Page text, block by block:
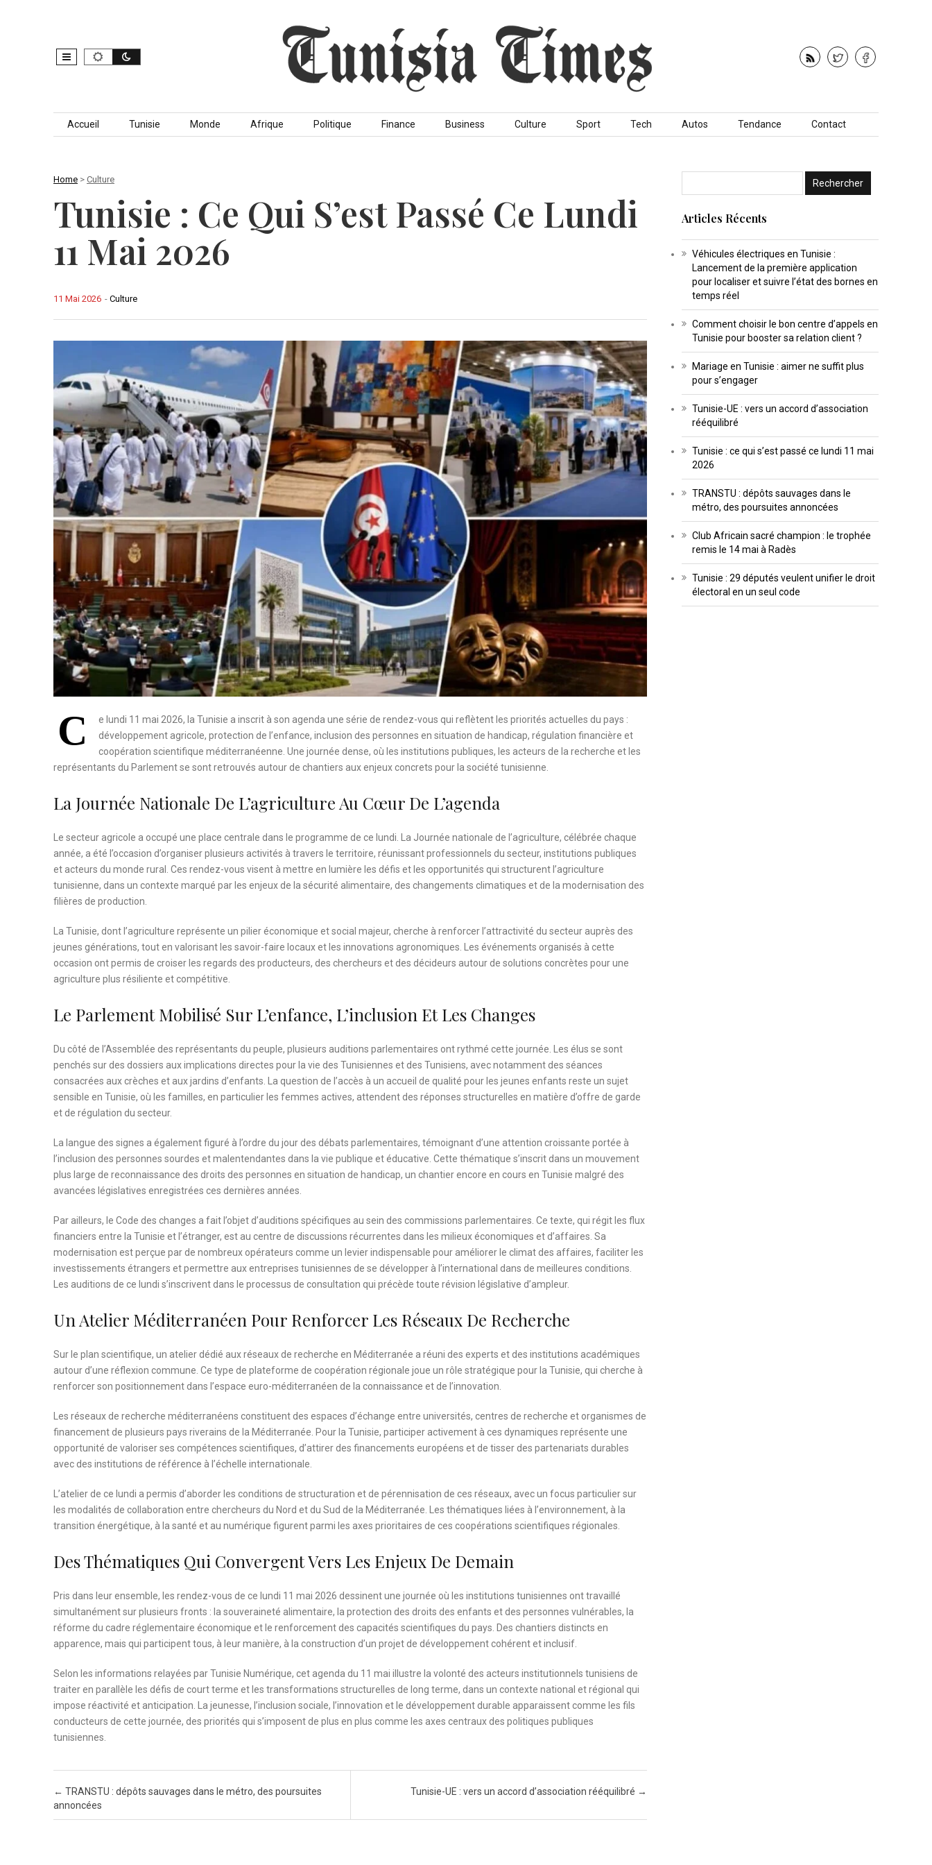
Skip to content
Accueil Tunisie Monde Afrique Politique Finance Business Culture Sport Tech Autos Tendance Contact
Home > Culture
Tunisie : Ce Qui S’est Passé Ce Lundi
11 Mai 2026
- Culture
11 Mai 2026
C
e lundi 11 mai 2026, la Tunisie a inscrit à son agenda une série de rendez-vous qui reflètent les priorités actuelles du pays :
développement agricole, protection de l’enfance, inclusion des personnes en situation de handicap, régulation financière et
coopération scientifique méditerranéenne. Une journée dense, où les institutions publiques, les acteurs de la recherche et les
représentants du Parlement se sont retrouvés autour de chantiers aux enjeux concrets pour la société tunisienne.
La Journée Nationale De L’agriculture Au Cœur De L’agenda
Le secteur agricole a occupé une place centrale dans le programme de ce lundi. La Journée nationale de l’agriculture, célébrée chaque
année, a été l’occasion d’organiser plusieurs activités à travers le territoire, réunissant professionnels du secteur, institutions publiques
et acteurs du monde rural. Ces rendez-vous visent à mettre en lumière les défis et les opportunités qui structurent l’agriculture
tunisienne, dans un contexte marqué par les enjeux de la sécurité alimentaire, des changements climatiques et de la modernisation des
filières de production.
La Tunisie, dont l’agriculture représente un pilier économique et social majeur, cherche à renforcer l’attractivité du secteur auprès des
jeunes générations, tout en valorisant les savoir-faire locaux et les innovations agronomiques. Les événements organisés à cette
occasion ont permis de croiser les regards des producteurs, des chercheurs et des décideurs autour de solutions concrètes pour une
agriculture plus résiliente et compétitive.
Le Parlement Mobilisé Sur L’enfance, L’inclusion Et Les Changes
Du côté de l’Assemblée des représentants du peuple, plusieurs auditions parlementaires ont rythmé cette journée. Les élus se sont
penchés sur des dossiers aux implications directes pour la vie des Tunisiennes et des Tunisiens, avec notamment des séances
consacrées aux crèches et aux jardins d’enfants. La question de l’accès à un accueil de qualité pour les jeunes enfants reste un sujet
sensible en Tunisie, où les familles, en particulier les femmes actives, attendent des réponses structurelles en matière d’offre de garde
et de régulation du secteur.
La langue des signes a également figuré à l’ordre du jour des débats parlementaires, témoignant d’une attention croissante portée à
l’inclusion des personnes sourdes et malentendantes dans la vie publique et éducative. Cette thématique s’inscrit dans un mouvement
plus large de reconnaissance des droits des personnes en situation de handicap, un chantier encore en cours en Tunisie malgré des
avancées législatives enregistrées ces dernières années.
Par ailleurs, le Code des changes a fait l’objet d’auditions spécifiques au sein des commissions parlementaires. Ce texte, qui régit les flux
financiers entre la Tunisie et l’étranger, est au centre de discussions récurrentes dans les milieux économiques et d’affaires. Sa
modernisation est perçue par de nombreux opérateurs comme un levier indispensable pour améliorer le climat des affaires, faciliter les
investissements étrangers et permettre aux entreprises tunisiennes de se développer à l’international dans de meilleures conditions.
Les auditions de ce lundi s’inscrivent dans le processus de consultation qui précède toute révision législative d’ampleur.
Un Atelier Méditerranéen Pour Renforcer Les Réseaux De Recherche
Sur le plan scientifique, un atelier dédié aux réseaux de recherche en Méditerranée a réuni des experts et des institutions académiques
autour d’une réflexion commune. Ce type de plateforme de coopération régionale joue un rôle stratégique pour la Tunisie, qui cherche à
renforcer son positionnement dans l’espace euro-méditerranéen de la connaissance et de l’innovation.
Les réseaux de recherche méditerranéens constituent des espaces d’échange entre universités, centres de recherche et organismes de
financement de plusieurs pays riverains de la Méditerranée. Pour la Tunisie, participer activement à ces dynamiques représente une
opportunité de valoriser ses compétences scientifiques, d’attirer des financements européens et de tisser des partenariats durables
avec des institutions de référence à l’échelle internationale.
L’atelier de ce lundi a permis d’aborder les conditions de structuration et de pérennisation de ces réseaux, avec un focus particulier sur
les modalités de collaboration entre chercheurs du Nord et du Sud de la Méditerranée. Les thématiques liées à l’environnement, à la
transition énergétique, à la santé et au numérique figurent parmi les axes prioritaires de ces coopérations scientifiques régionales.
Des Thématiques Qui Convergent Vers Les Enjeux De Demain
Pris dans leur ensemble, les rendez-vous de ce lundi 11 mai 2026 dessinent une journée où les institutions tunisiennes ont travaillé
simultanément sur plusieurs fronts : la souveraineté alimentaire, la protection des droits des enfants et des personnes vulnérables, la
réforme du cadre réglementaire économique et le renforcement des capacités scientifiques du pays. Des chantiers distincts en
apparence, mais qui participent tous, à leur manière, à la construction d’un projet de développement cohérent et inclusif.
Selon les informations relayées par Tunisie Numérique, cet agenda du 11 mai illustre la volonté des acteurs institutionnels tunisiens de
traiter en parallèle les défis de court terme et les transformations structurelles de long terme, dans un contexte national et régional qui
impose réactivité et anticipation. La jeunesse, l’inclusion sociale, l’innovation et le développement durable apparaissent comme les fils
conducteurs de cette journée, des priorités qui s’imposent de plus en plus comme les axes centraux des politiques publiques
tunisiennes.
Post navigation
← TRANSTU : dépôts sauvages dans le métro, des poursuites
annoncées
Tunisie-UE : vers un accord d’association rééquilibré →
Articles Récents
Véhicules électriques en Tunisie :
Lancement de la première application
pour localiser et suivre l’état des bornes en
temps réel
Comment choisir le bon centre d’appels en
Tunisie pour booster sa relation client ?
Mariage en Tunisie : aimer ne suffit plus
pour s’engager
Tunisie-UE : vers un accord d’association
rééquilibré
Tunisie : ce qui s’est passé ce lundi 11 mai
2026
TRANSTU : dépôts sauvages dans le
métro, des poursuites annoncées
Club Africain sacré champion : le trophée
remis le 14 mai à Radès
Tunisie : 29 députés veulent unifier le droit
électoral en un seul code